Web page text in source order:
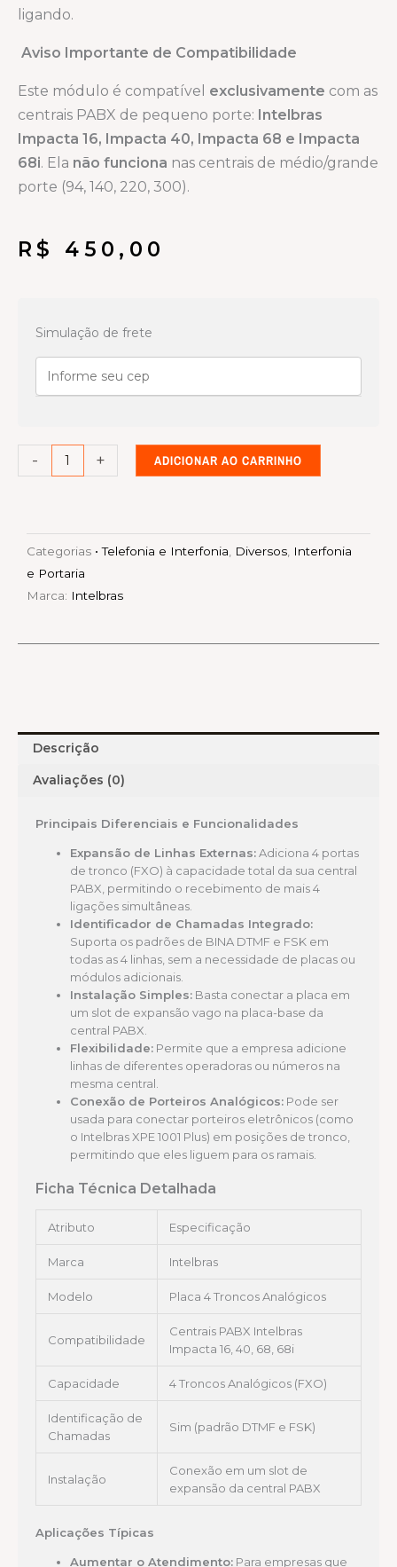
ligando.
Aviso Importante de Compatibilidade
Este módulo é compatível exclusivamente com as
centrais PABX de pequeno porte: Intelbras
Impacta 16, Impacta 40, Impacta 68 e Impacta
68i. Ela não funciona nas centrais de médio/grande
porte (94, 140, 220, 300).
R$ 450,00
Simulação de frete
-
impacta
16/68/68i
+ ADICIONAR AO CARRINHO
Categorias • Telefonia e Interfonia Diversos Interfonia
e Portaria
Marca: Intelbras
Descrição
Avaliações (0)
Principais Diferenciais e Funcionalidades
Expansão de Linhas Externas:Adiciona 4 portas
de tronco (FXO) à capacidade total da sua central
PABX, permitindo o recebimento de mais 4
ligações simultâneas.
Identificador de Chamadas Integrado:
Suporta os padrões de BINA DTMF e FSK em
todas as 4 linhas, sem a necessidade de placas ou
módulos adicionais.
Instalação Simples: Basta conectar a placa em
um slot de expansão vago na placa-base da
central PABX.
Flexibilidade: Permite que a empresa adicione
linhas de diferentes operadoras ou números na
mesma central.
Conexão de Porteiros Analógicos: Pode ser
usada para conectar porteiros eletrônicos (como
o Intelbras XPE 1001 Plus) em posições de tronco,
permitindo que eles liguem para os ramais.
Ficha Técnica Detalhada
Atributo Especificação
Marca Intelbras
Modelo Placa 4 Troncos Analógicos
Compatibilidade
Centrais PABX Intelbras
Impacta 16, 40, 68, 68i
Capacidade 4 Troncos Analógicos (FXO)
Identificação de
Chamadas
Sim (padrão DTMF e FSK)
Instalação
Conexão em um slot de
expansão da central PABX
Aplicações Típicas
Aumentar o Atendimento: Para empresas que